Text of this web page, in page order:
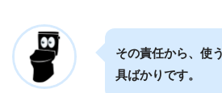
その責任から、使
具ばかりです。